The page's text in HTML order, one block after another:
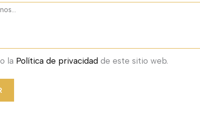
la Política de privacidad de este sitio web.